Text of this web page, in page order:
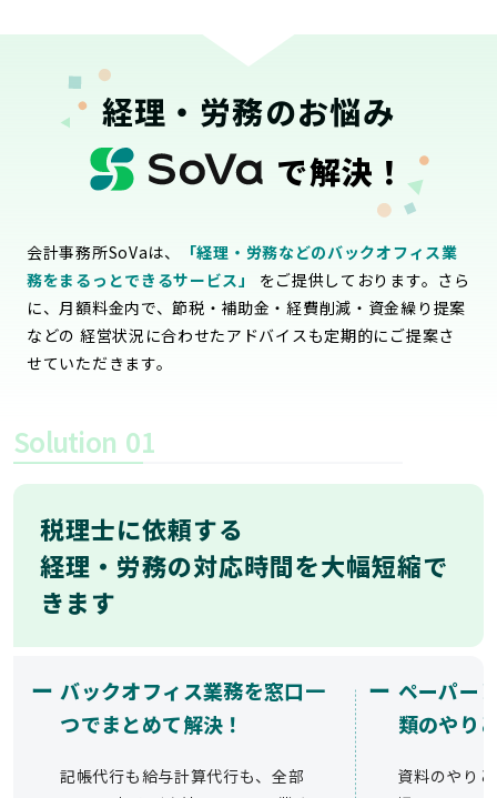
経理・労務のお悩み
で解決！
会計事務所SoVaは、
「経理・労務などのバックオフィス業
務をまるっとできるサービス」
をご提供しております。さら
に、月額料金内で、節税・補助金・経費削減・資金繰り提案
などの 経営状況に合わせたアドバイスも定期的にご提案さ
せていただきます。
Solution 01
税理士に依頼する
経理・労務の対応時間を大幅短縮で
きます
ー バックオフィス業務を窓口一
つでまとめて解決！
記帳代行も給与計算代行も、全部
ー ペーパー
類のやり
資料のやり